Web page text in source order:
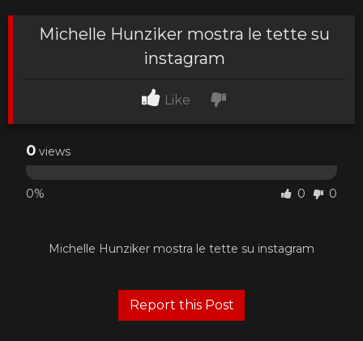
Michelle Hunziker mostra le tette su
instagram
Like
0 views
0% 0 0
Michelle Hunziker mostra le tette su instagram